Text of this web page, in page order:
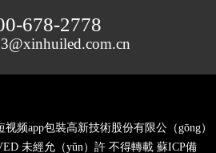
678-2778
频app包裝高新技術股份有限公（gōng）
未經允（yǔn）許 不得轉載 蘇ICP備